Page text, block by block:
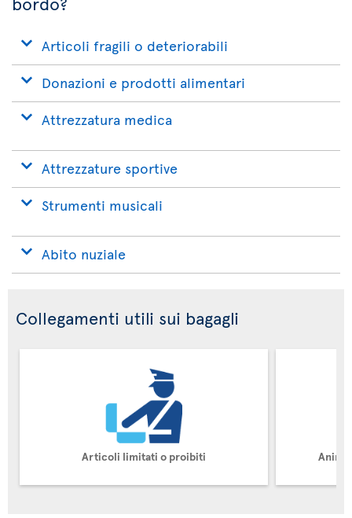
Articoli fragili o deteriorabili
Donazioni e prodotti alimentari
Attrezzatura medica
Attrezzature sportive
Strumenti musicali
Abito nuziale
Collegamenti utili sui bagagli
Articoli limitati o proibiti